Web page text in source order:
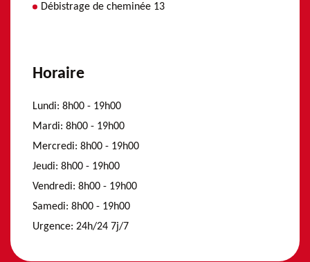
Débistrage de cheminée 13
Horaire
Lundi: 8h00 - 19h00
Mardi: 8h00 - 19h00
Mercredi: 8h00 - 19h00
Jeudi: 8h00 - 19h00
Vendredi: 8h00 - 19h00
Samedi: 8h00 - 19h00
Urgence: 24h/24 7j/7